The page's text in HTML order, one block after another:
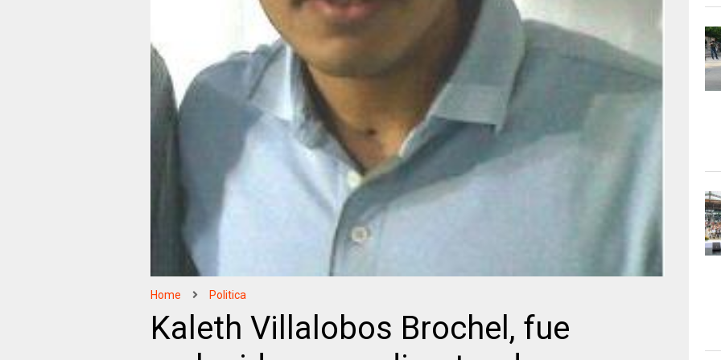
Home Politica
Kaleth Villalobos Brochel, fue